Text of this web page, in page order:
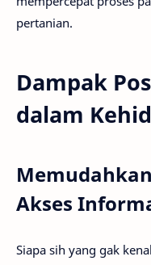
pertanian.
Dampak
dalam
Akses
Siapa sih yang gak